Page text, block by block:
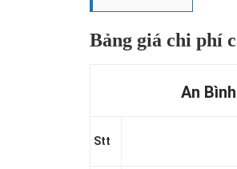
Bảng giá chi phí
An
Stt